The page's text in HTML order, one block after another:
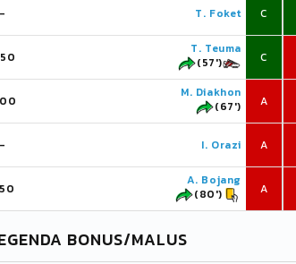
- T. Foket C
T. Teuma
(57')
C
M. Diakhon
(67')
A
- I. Orazi A
A. Bojang
(80')
A
BONUS/MALUS